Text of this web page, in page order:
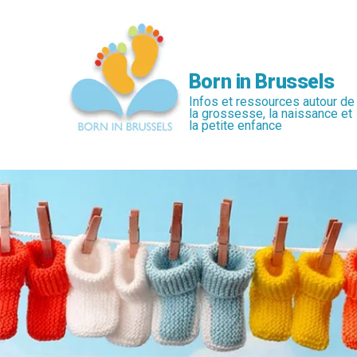
Born in Brussels
Infos et ressources autour de
la grossesse, la naissance et
la petite enfance